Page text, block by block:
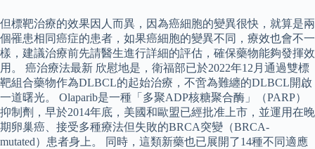
但標靶治療的效果因人而異，因為癌細胞的變異很快，就算是兩
個罹患相同癌症的患者，如果癌細胞的變異不同，療效也會不一
樣，建議治療前先請醫生進行詳細的評估，確保藥物能夠發揮效
用。 癌治療法最新 欣慰地是，衛福部已於2022年12月通過雙標
靶組合藥物作為DLBCL的起始治療，不啻為難纏的DLBCL開啟
一道曙光。 Olaparib是一種「多聚ADP核糖聚合酶」（PARP）
抑制劑，早於2014年底，美國和歐盟已經批准上市，並運用在晚
期卵巢癌、接受多種療法但失敗的BRCA突變（BRCA-
mutated）患者身上。 同時，這類新藥也已展開了14種不同適應